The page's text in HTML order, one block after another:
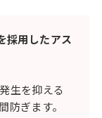
採用したアス
生を抑える
防ぎます。